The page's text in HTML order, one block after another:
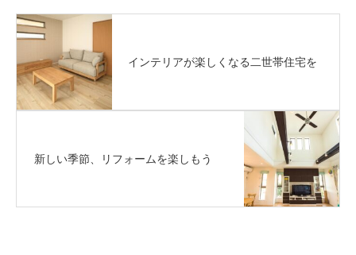
インテリアが楽しくなる二世帯住宅を
新しい季節、リフォームを楽しもう